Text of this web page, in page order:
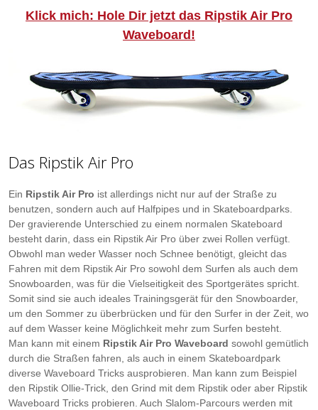
Klick mich: Hole Dir jetzt das Ripstik Air Pro
Waveboard!
Das Ripstik Air Pro
Ein Ripstik Air Pro ist allerdings nicht nur auf der Straße zu
benutzen, sondern auch auf Halfpipes und in Skateboardparks.
Der gravierende Unterschied zu einem normalen Skateboard
besteht darin, dass ein Ripstik Air Pro über zwei Rollen verfügt.
Obwohl man weder Wasser noch Schnee benötigt, gleicht das
Fahren mit dem Ripstik Air Pro sowohl dem Surfen als auch dem
Snowboarden, was für die Vielseitigkeit des Sportgerätes spricht.
Somit sind sie auch ideales Trainingsgerät für den Snowboarder,
um den Sommer zu überbrücken und für den Surfer in der Zeit, wo
auf dem Wasser keine Möglichkeit mehr zum Surfen besteht.
Man kann mit einem Ripstik Air Pro Waveboard sowohl gemütlich
durch die Straßen fahren, als auch in einem Skateboardpark
diverse Waveboard Tricks ausprobieren. Man kann zum Beispiel
den Ripstik Ollie-Trick, den Grind mit dem Ripstik oder aber Ripstik
Waveboard Tricks probieren. Auch Slalom-Parcours werden mit